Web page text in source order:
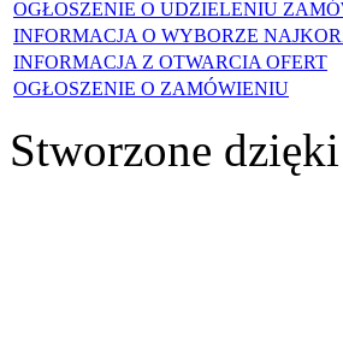
OGŁOSZENIE O UDZIELENIU
INFORMACJA O WYBORZE
INFORMACJA Z OTWARCIA OFERT
OGŁOSZENIE O ZAMÓWIENIU
Stworzone dzięki